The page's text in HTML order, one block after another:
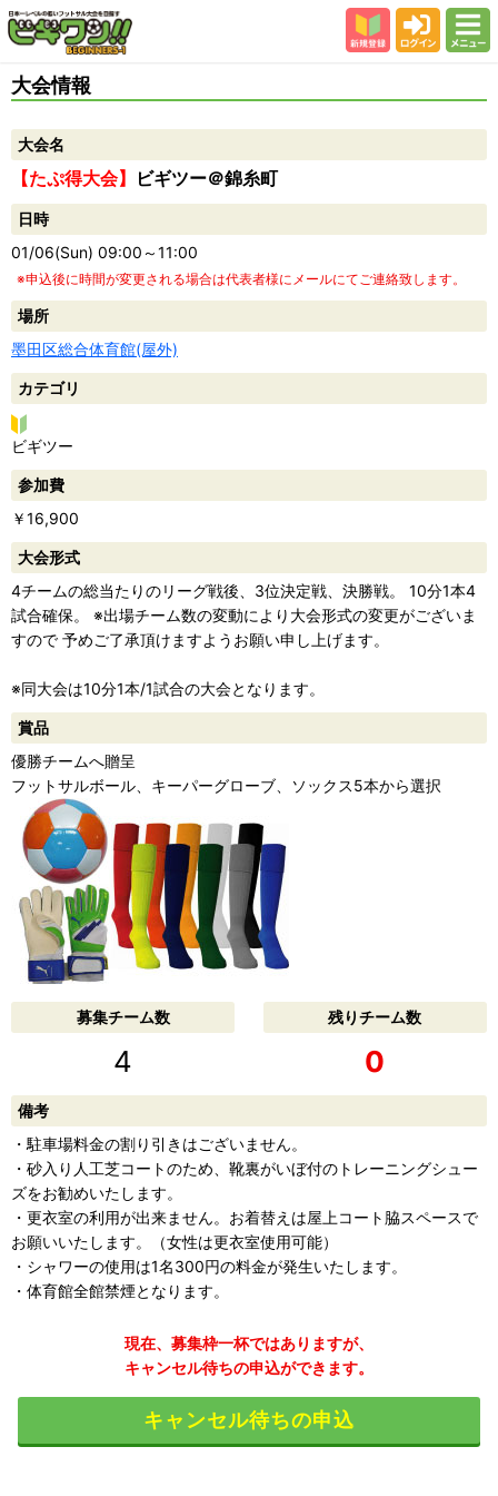
会場
大会結果
スタッフ紹介
よくある質問
参加者の声
大会情報
大会名
【たぷ得大会】 ビギツー＠錦糸町
日時
01/06(Sun) 09:00～11:00
※申込後に時間が変更される場合は代表者様にメールにてご連絡致します。
場所
墨田区総合体育館(屋外)
カテゴリ
ビ
ギ
ツ
ー
ビギツー
参加費
￥16,900
大会形式
4チームの総当たりのリーグ戦後、3位決定戦、決勝戦。 10分1本4
試合確保。 ※出場チーム数の変動により大会形式の変更がございま
すので 予めご了承頂けますようお願い申し上げます。
※同大会は10分1本/1試合の大会となります。
賞品
優勝チームへ贈呈
フットサルボール、キーパーグローブ、ソックス5本から選択
募集チーム数
4
残りチーム数
0
備考
・駐車場料金の割り引きはございません。
・砂入り人工芝コートのため、靴裏がいぼ付のトレーニングシュー
ズをお勧めいたします。
・更衣室の利用が出来ません。お着替えは屋上コート脇スペースで
お願いいたします。（女性は更衣室使用可能）
・シャワーの使用は1名300円の料金が発生いたします。
・体育館全館禁煙となります。
現在、募集枠一杯ではありますが、
キャンセル待ちの申込ができます。
キャンセル待ちの申込